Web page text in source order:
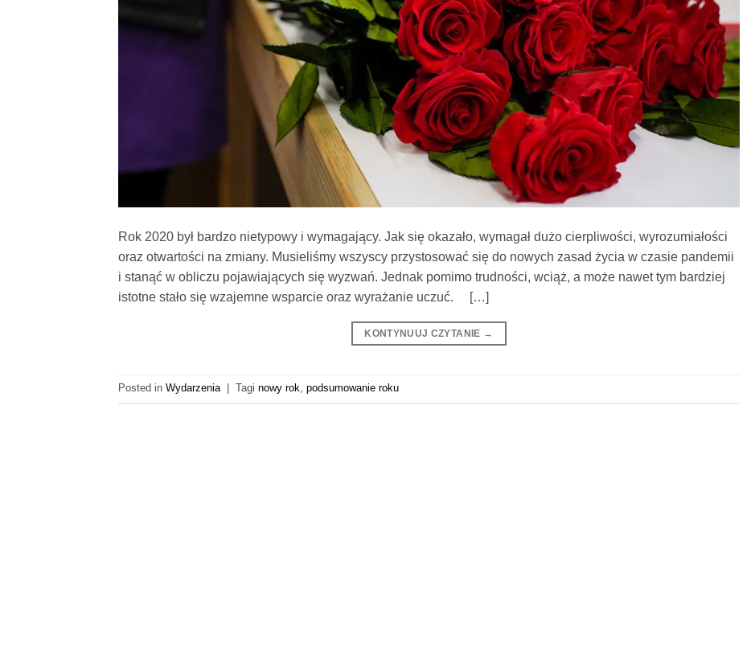
Rok 2020 był bardzo nietypowy i wymagający. Jak się okazało, wymagał dużo cierpliwości, wyrozumiałości
oraz otwartości na zmiany. Musieliśmy wszyscy przystosować się do nowych zasad życia w czasie pandemii
i stanąć w obliczu pojawiających się wyzwań. Jednak pomimo trudności, wciąż, a może nawet tym bardziej
istotne stało się wzajemne wsparcie oraz wyrażanie uczuć. […]
KONTYNUUJ CZYTANIE →
Posted in Wydarzenia Tagi nowy rok, podsumowanie roku